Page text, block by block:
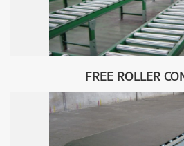
FREE ROLLER